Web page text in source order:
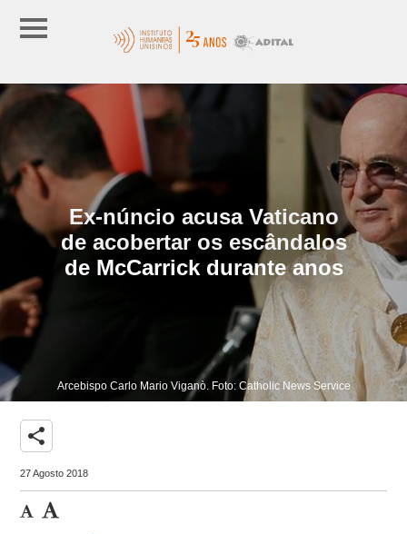
Ex-núncio acusa Vaticano
de acobertar os escândalos
de McCarrick durante anos
Arcebispo Carlo Mario Viganò. Foto: Catholic News Service
share
27 Agosto 2018